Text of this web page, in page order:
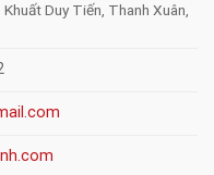
Duy Tiến, Thanh Xuân,